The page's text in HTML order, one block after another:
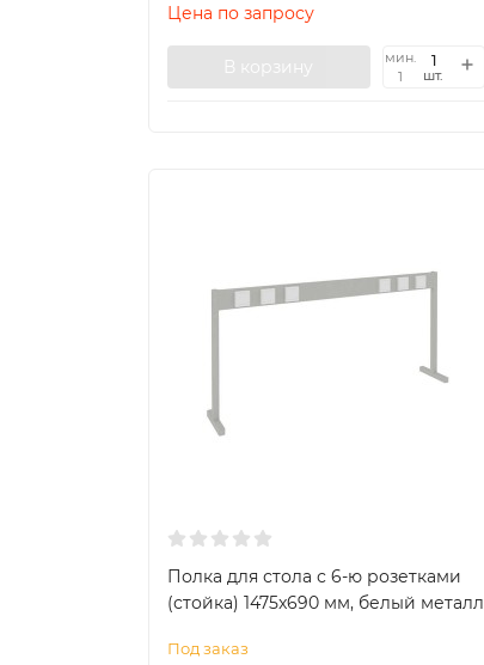
Цена по запросу
В корзину
мин.
1
шт.
Полка для стола с 6-ю розетками
(стойка) 1475x690 мм, белый металл
Под заказ